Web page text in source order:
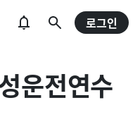
로그인
운전연수